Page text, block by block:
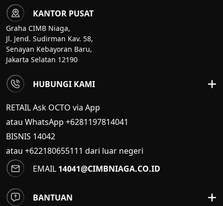
KANTOR PUSAT
Graha CIMB Niaga,
Jl. Jend. Sudirman Kav. 58,
Senayan Kebayoran Baru,
Jakarta Selatan 12190
HUBUNGI KAMI
RETAIL Ask OCTO via App
atau WhatsApp +6281197814041
BISNIS 14042
atau +622180655111 dari luar negeri
EMAIL 14041@CIMBNIAGA.CO.ID
BANTUAN